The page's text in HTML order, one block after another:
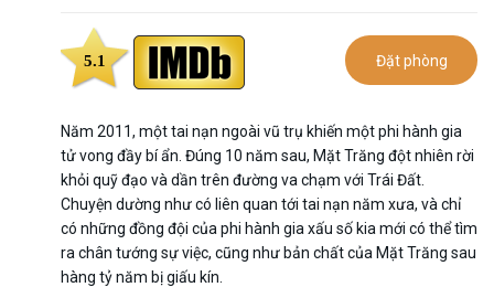
5.1 Đặt phòng
Năm 2011, một tai nạn ngoài vũ trụ khiến một phi hành gia
tử vong đầy bí ẩn. Đúng 10 năm sau, Mặt Trăng đột nhiên rời
khỏi quỹ đạo và dần trên đường va chạm với Trái Đất.
Chuyện dường như có liên quan tới tai nạn năm xưa, và chỉ
có những đồng đội của phi hành gia xấu số kia mới có thể tìm
ra chân tướng sự việc, cũng như bản chất của Mặt Trăng sau
hàng tỷ năm bị giấu kín.